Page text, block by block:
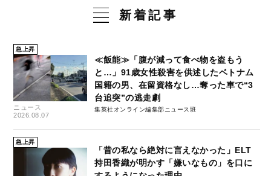
新着記事
急上昇
ニュース
2026.08.07
≪飯能≫「腹が減って食べ物を盗もう
と…」91歳女性殺害を供述したベトナム
国籍の男、在留資格なし…奪った車で“3
台追突”の逃走劇
集英社オンライン編集部ニュース班
急上昇
「昔の私なら絶対に言えなかった」ELT
持田香織が明かす「嫌いなもの」を口に